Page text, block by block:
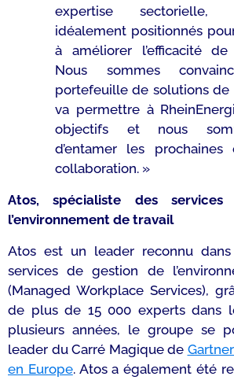
expertise sectorielle,
idéalement positionnés
à améliorer l’efficacité de
Nous sommes
portefeuille de solutions de
va permettre à
objectifs et nous
d’entamer les
collaboration. »
Atos, spécialiste des
l’environnement de travail
Atos est un leader reconnu
services de gestion de
(Managed Workplace Services),
de plus de 15 000 experts dans
plusieurs années, le groupe se
leader du Carré Magique de
en Europe. Atos a également été